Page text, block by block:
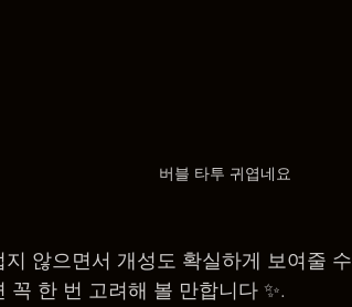
버블 타투 귀엽네요
않으면서 개성도 확실하게 보여줄
꼭 한 번 고려해 볼 만합니다 ✨.